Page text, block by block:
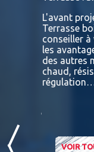
la suite
L'avant
Terrasse
conseiller à
les
des autres
chaud,
VOIR